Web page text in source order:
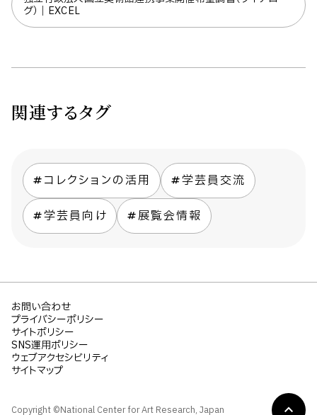
グ）｜EXCEL
関連するタグ
コレクションの活用 学芸員交流
学芸員向け 展覧会情報
Copyright ©National Center for Art Research, Japan
お問い合わせ
プライバシーポリシー
サイトポリシー
SNS運用ポリシー
ウェブアクセシビリティ
サイトマップ